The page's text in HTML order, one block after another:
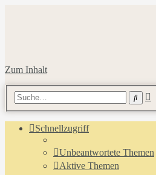
Zum Inhalt
Suche
Schnellzugriff
Unbeantwortete Themen
Aktive Themen